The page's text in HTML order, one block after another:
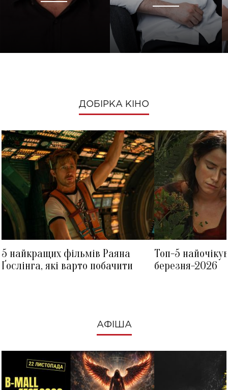
ДОБІРКА КІНО
5 найкращих фільмів Раяна
Ґослінга, які варто побачити
Топ-5
березня-2026
АФІША